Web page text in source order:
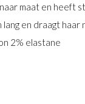
maat en heeft
lang en draagt haar
2% elastane